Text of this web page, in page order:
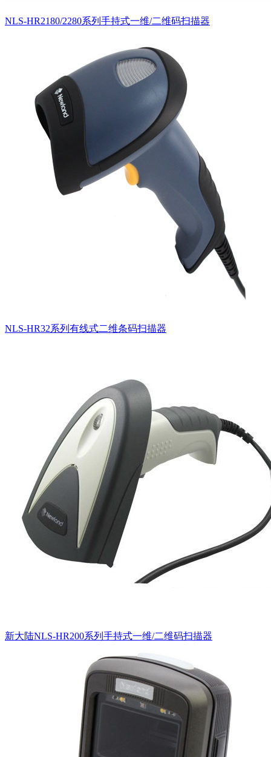
NLS-HR2180/2280系列手持式一维/二维码扫描器
NLS-HR32系列有线式二维条码扫描器
新大陆NLS-HR200系列手持式一维/二维码扫描器